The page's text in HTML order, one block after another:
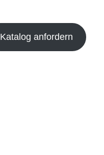
Katalog anfordern